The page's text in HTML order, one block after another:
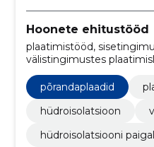
Hoonete ehitustööd
plaatimistööd,
välistingimustes
tihendamine, vannitoa
kohandamine, basseinid,
põrandaplaadid, vannitoa
põrandaplaadid
hüdroisolatsioon
hüdroisolatsiooni